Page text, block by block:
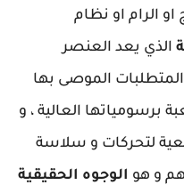
او الرام او نظام
الذي يعد العنصر
الموصى بها
برسومياتها العالية ، و
لتحركات و سلاسة
و هو الوجوه الحقيقية